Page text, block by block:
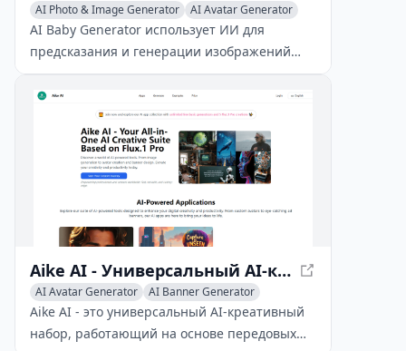
AI Photo & Image Generator
AI Avatar Generator
AI Face Swap Generator
AI Baby Generator использует ИИ для
предсказания и генерации изображений
лица вашего будущего малыша, давая вам
представление о будущей семье.
Aike AI - Универсальный AI-креативный набор
AI Avatar Generator
AI Banner Generator
AI Photo & Image Generator
Aike AI - это универсальный AI-креативный
набор, работающий на основе передовых